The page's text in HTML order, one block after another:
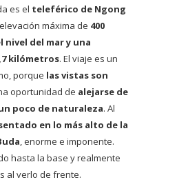
es el teleférico de Ngong
máxima de 400
nivel del mar y una
kilómetros. El viaje es un
porque las vistas son
oportunidad de alejarse de
poco de naturaleza. Al
en lo más alto de la
, enorme e imponente.
hasta la base y realmente
al verlo de frente.